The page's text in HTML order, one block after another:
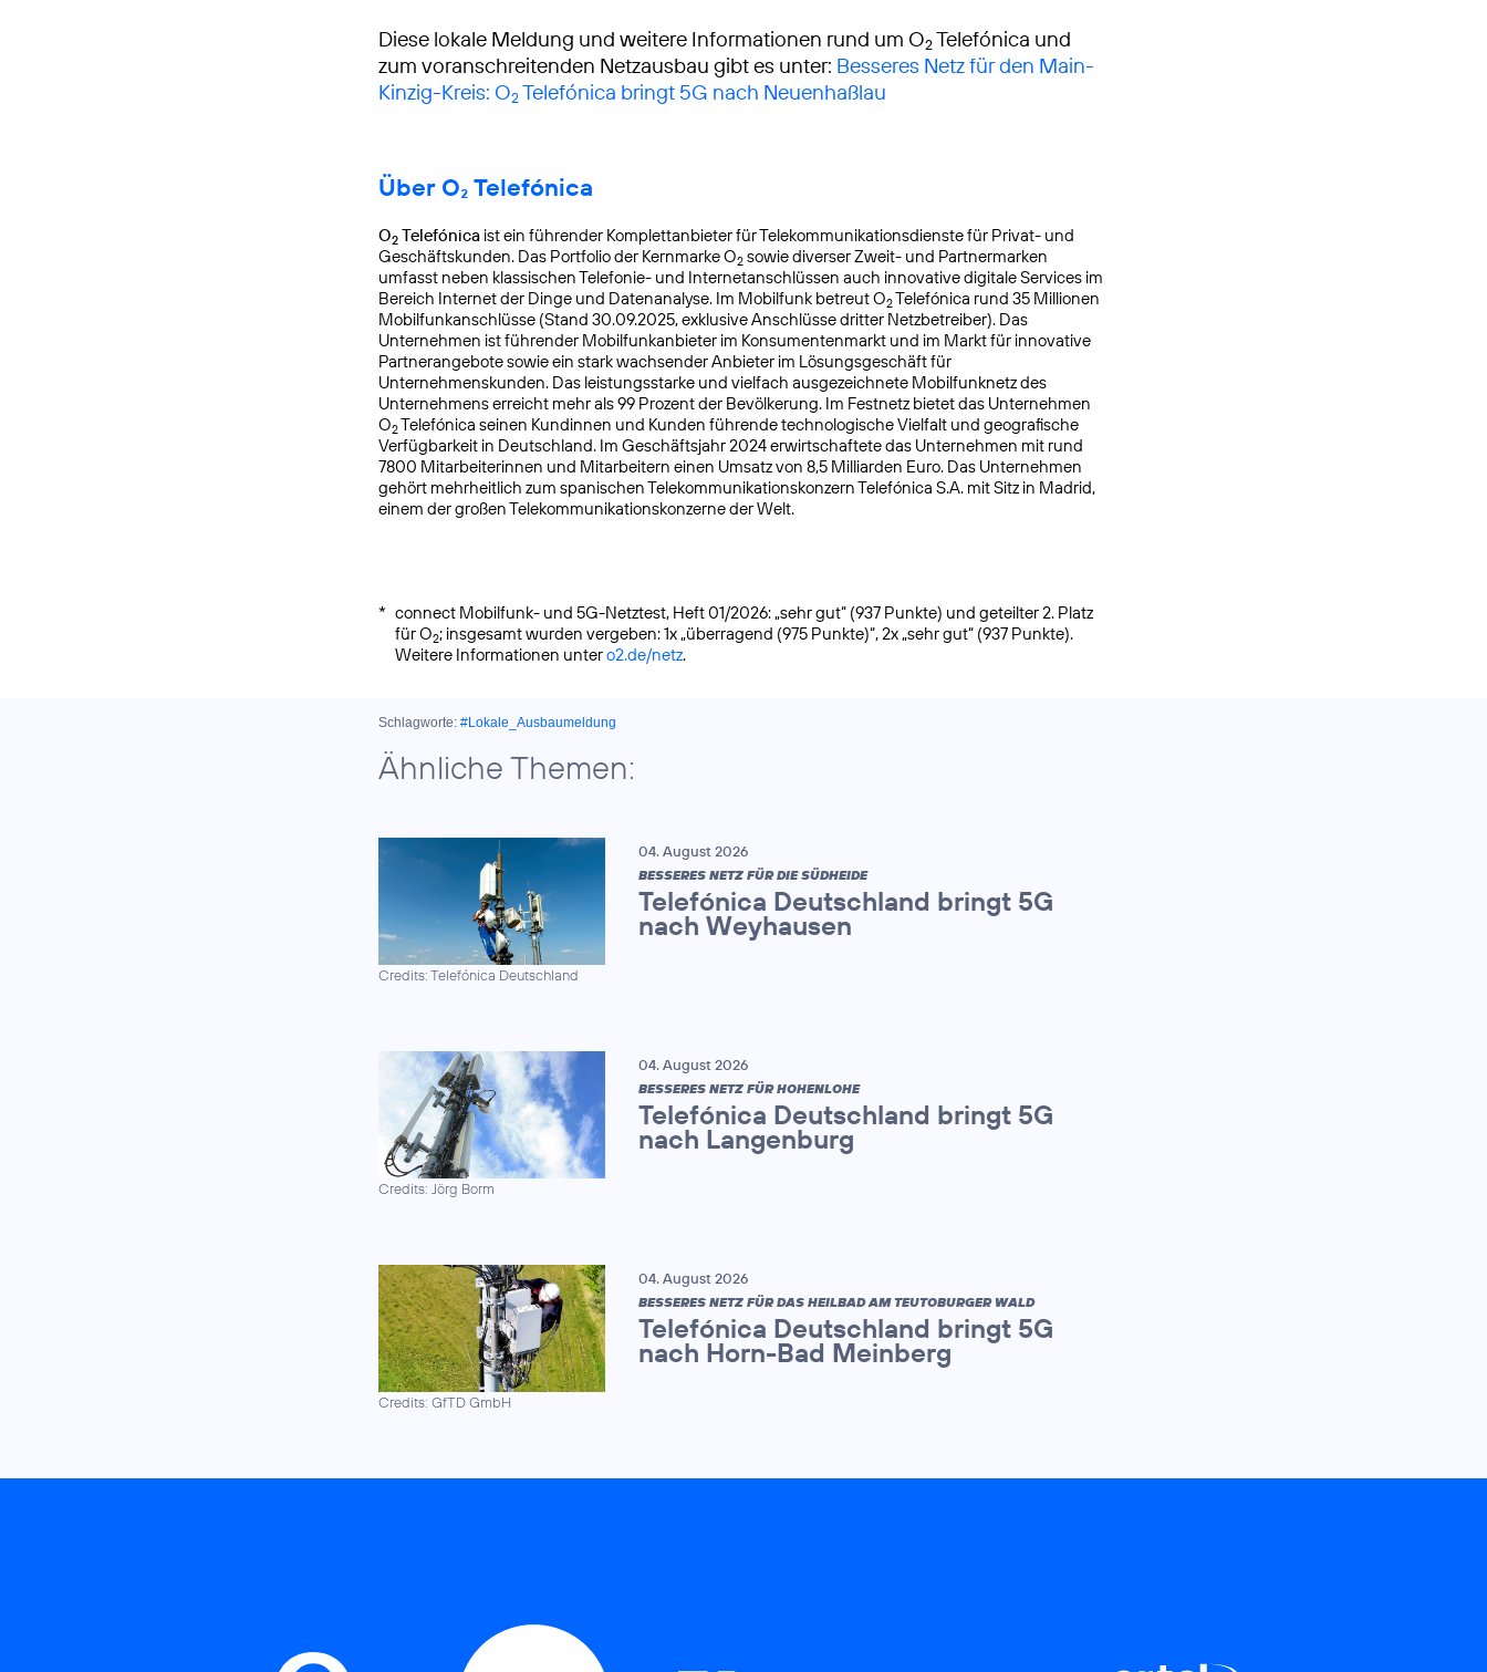
Diese lokale Meldung und weitere Informationen rund um O2Telefónica und
zum voranschreitenden Netzausbau gibt es unter: Besseres Netz für den Main-
Kinzig-Kreis: O2Telefónica bringt 5G nach Neuenhaßlau
Über O₂ Telefónica
O2 Telefónica ist ein führender Komplettanbieter für Telekommunikationsdienste für Privat- und
Geschäftskunden. Das Portfolio der Kernmarke O2 sowie diverser Zweit- und Partnermarken
umfasst neben klassischen Telefonie- und Internetanschlüssen auch innovative digitale Services im
Bereich Internet der Dinge und Datenanalyse. Im Mobilfunk betreut O2Telefónica rund 35 Millionen
Mobilfunkanschlüsse (Stand 30.09.2025, exklusive Anschlüsse dritter Netzbetreiber). Das
Unternehmen ist führender Mobilfunkanbieter im Konsumentenmarkt und im Markt für innovative
Partnerangebote sowie ein stark wachsender Anbieter im Lösungsgeschäft für
Unternehmenskunden. Das leistungsstarke und vielfach ausgezeichnete Mobilfunknetz des
Unternehmens erreicht mehr als 99 Prozent der Bevölkerung. Im Festnetz bietet das Unternehmen
O2Telefónica seinen Kundinnen und Kunden führende technologische Vielfalt und geografische
Verfügbarkeit in Deutschland. Im Geschäftsjahr 2024 erwirtschaftete das Unternehmen mit rund
7800 Mitarbeiterinnen und Mitarbeitern einen Umsatz von 8,5 Milliarden Euro. Das Unternehmen
gehört mehrheitlich zum spanischen Telekommunikationskonzern Telefónica S.A. mit Sitz in Madrid,
einem der großen Telekommunikationskonzerne der Welt.
* connect Mobilfunk- und 5G-Netztest, Heft 01/2026: „sehr gut“ (937 Punkte) und geteilter 2. Platz
für O2; insgesamt wurden vergeben: 1x „überragend (975 Punkte)“, 2x „sehr gut“ (937 Punkte).
Weitere Informationen untero2.de/netz.
Schlagworte: #Lokale_Ausbaumeldung
Ähnliche Themen:
Credits: Telefónica Deutschland
04. August 2026
BESSERES NETZ FÜR DIE SÜDHEIDE
Telefónica Deutschland bringt 5G
nach Weyhausen
Credits: Jörg Borm
04. August 2026
BESSERES NETZ FÜR HOHENLOHE
Telefónica Deutschland bringt 5G
nach Langenburg
Credits: GfTD GmbH
04. August 2026
BESSERES NETZ FÜR DAS HEILBAD AM TEUTOBURGER WALD
Telefónica Deutschland bringt 5G
nach Horn-Bad Meinberg